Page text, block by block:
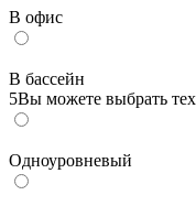
В офис
В бассейн
5Вы можете выбрать
Одноуровневый